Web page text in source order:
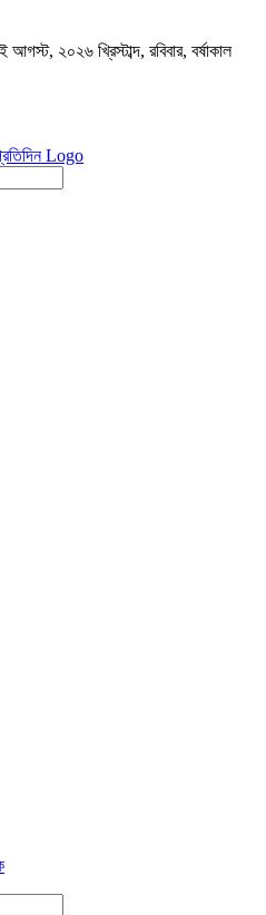
২০২৬ খ্রিস্টাব্দ, রবিবার, বর্ষাকাল